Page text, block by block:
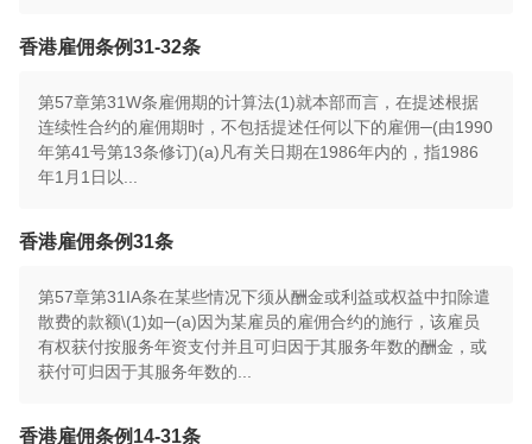
香港雇佣条例31-32条
第57章第31W条雇佣期的计算法(1)就本部而言，在提述根据
连续性合约的雇佣期时，不包括提述任何以下的雇佣─(由1990
年第41号第13条修订)(a)凡有关日期在1986年内的，指1986
年1月1日以...
香港雇佣条例31条
第57章第31IA条在某些情况下须从酬金或利益或权益中扣除遣
散费的款额\(1)如─(a)因为某雇员的雇佣合约的施行，该雇员
有权获付按服务年资支付并且可归因于其服务年数的酬金，或
获付可归因于其服务年数的...
香港雇佣条例14-31条